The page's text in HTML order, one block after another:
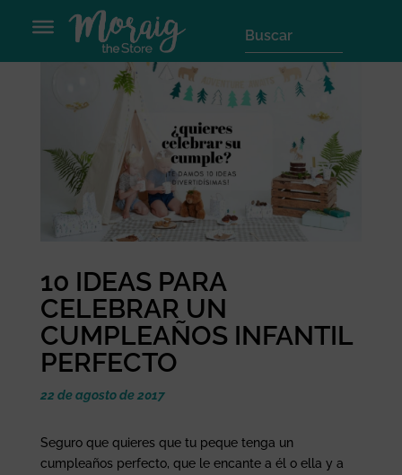
10 IDEAS PARA
CELEBRAR UN
CUMPLEAÑOS INFANTIL
PERFECTO
22 de agosto de 2017
Seguro que quieres que tu peque tenga un
cumpleaños perfecto, que le encante a él o ella y a